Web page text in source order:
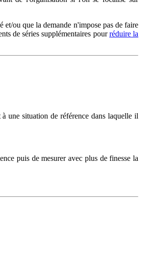
et/ou que la demande n'impose pas de faire
de séries supplémentaires pourréduire la
une situation de référence dans laquelle il
puis de mesurer avec plus de finesse la